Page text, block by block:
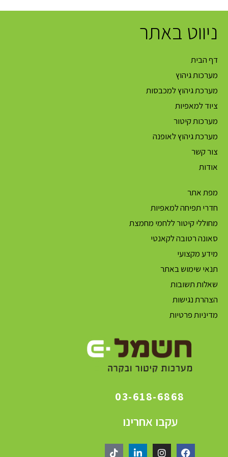
ניווט באתר
דף הבית
מערכות גיהוץ
מערכת גיהוץ למכבסות
ציוד למאפיות
מערכות קיטור
מערכת גיהוץ לאופנה
צור קשר
אודות
מפת אתר
חדרי תפיחה למאפיות
מחוללי קיטור ללחמי מחמצת
סאונה רטובה לקאנטי
מידע מקצועי
תנאי שימוש באתר
שאלות תשובות
הצהרת נגישות
מדיניות פרטיות
03-618-6868
עקבו אחרינו